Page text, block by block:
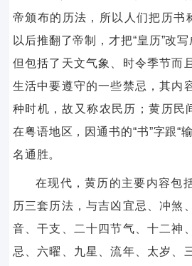
帝颁布的历法，所以人们把历书
以后推翻了帝制，才把“皇历”改
但包括了天文气象、时令季节而
生活中要遵守的一些禁忌，其内
种时机，故又称农民历；黄历民
在粤语地区，因通书的“书”字跟“
名通胜。
在现代，黄历的主要内容包
历三套历法，与吉凶宜忌、冲煞
音、干支、二十四节气、十二神
忌、六曜、九星、流年、太岁、